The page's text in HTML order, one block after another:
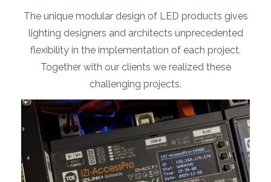
The unique modular design of LED products gives
lighting designers and architects unprecedented
flexibility in the implementation of each project.
Together with our clients we realized these
challenging projects.